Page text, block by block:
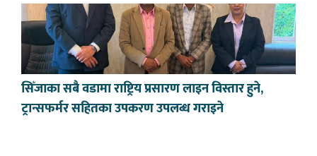
सिँजाका सबै वडामा राष्ट्रिय प्रसारण लाइन विस्तार हुने,
ट्रान्सफर्मर सहितका उपकरण उपलब्ध गराइने